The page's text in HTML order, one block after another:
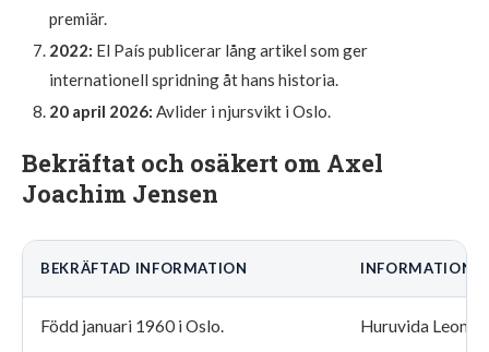
premiär.
2022: El País publicerar lång artikel som ger
internationell spridning åt hans historia.
20 april 2026: Avlider i njursvikt i Oslo.
Bekräftat och osäkert om Axel
Joachim Jensen
BEKRÄFTAD INFORMATION INFORMATION
Född januari 1960 i Oslo. Huruvida